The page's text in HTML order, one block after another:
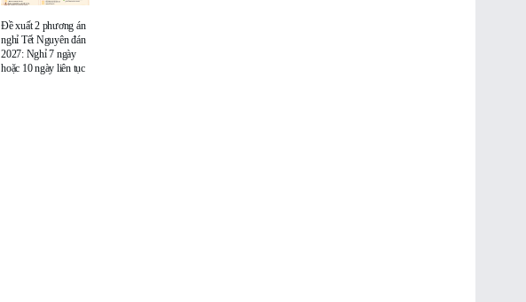
Đề xuất 2 phương án
nghỉ Tết Nguyên đán
2027: Nghỉ 7 ngày
hoặc 10 ngày liên tục